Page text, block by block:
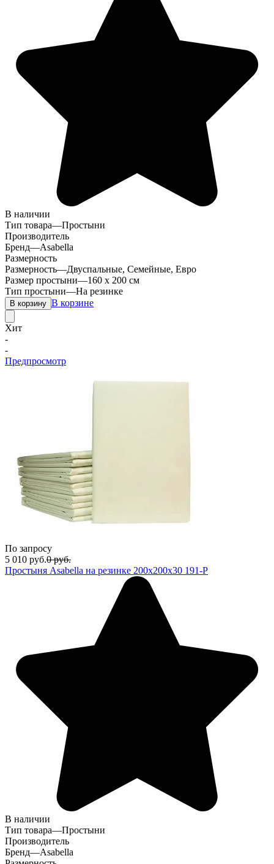
В наличии
Тип товара—Простыни
Производитель
Бренд—Asabella
Размерность
Размерность—Двуспальные, Семейные, Евро
Размер простыни—160 х 200 см
Тип простыни—На резинке
В корзину В корзине
Хит
-
-
Предпросмотр
По запросу
5 010 руб.0 руб.
Простыня Asabella на резинке 200х200х30 191-P
В наличии
Тип товара—Простыни
Производитель
Бренд—Asabella